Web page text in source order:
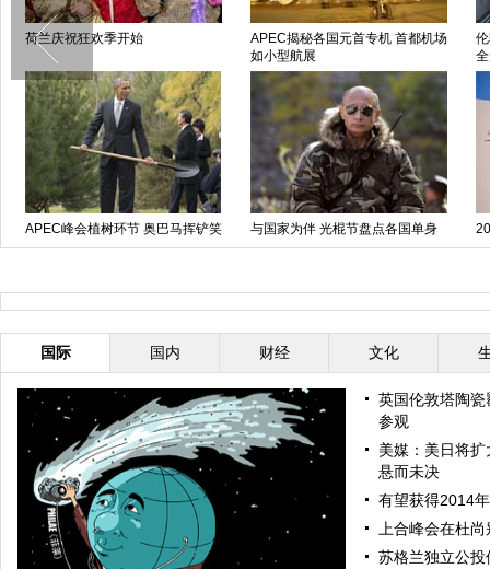
荷兰庆祝狂欢季开始
APEC揭秘各国元首专机 首都机场
如小型航展
APEC峰会植树环节 奥巴马挥铲笑
对镜头留影
与国家为伴 光棍节盘点各国单身
政要
国际 国内 财经 文化
英国伦敦塔陶
参观
美媒：美日将
悬而未决
有望获得2014
上合峰会在杜
苏格兰独立公